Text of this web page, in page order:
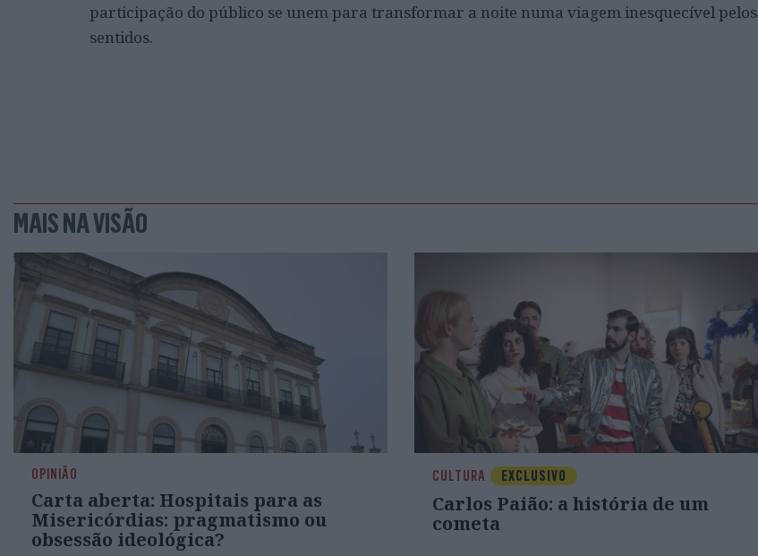
participação do público se unem para transformar a noite numa viagem inesquecível pelos
sentidos.
MAIS NA VISÃO
OPINIÃO
Carta aberta: Hospitais para as
Misericórdias: pragmatismo ou
obsessão ideológica?
CULTURA EXCLUSIVO
Carlos Paião: a história de um
cometa